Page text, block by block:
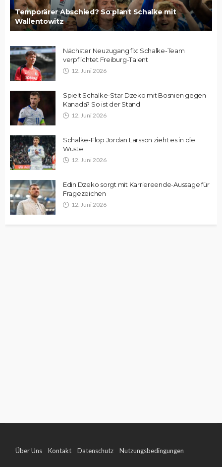
Temporärer Abschied? So plant Schalke mit
Wallentowitz
Nächster Neuzugang fix: Schalke-Team
verpflichtet Freiburg-Talent
12. Juni 2026
Spielt Schalke-Star Dzeko mit Bosnien gegen
Kanada? So ist der Stand
12. Juni 2026
Schalke-Flop Jordan Larsson zieht es in die
Wüste
12. Juni 2026
Edin Dzeko sorgt mit Karriereende-Aussage für
Fragezeichen
12. Juni 2026
Über Uns Kontakt Datenschutz Nutzungsbedingungen